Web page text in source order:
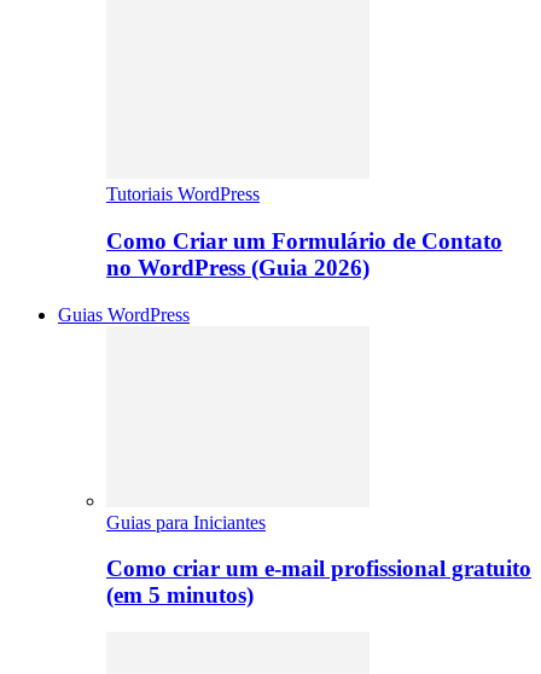
Tutoriais WordPress
Como Criar um Formulário de Contato
no WordPress (Guia 2026)
Guias WordPress
Guias para Iniciantes
Como criar um e-mail profissional gratuito
(em 5 minutos)